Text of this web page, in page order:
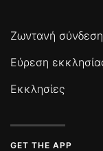
Ζωντανή σύνδεση
Εύρεση
Εκκλησίες
GET THE APP